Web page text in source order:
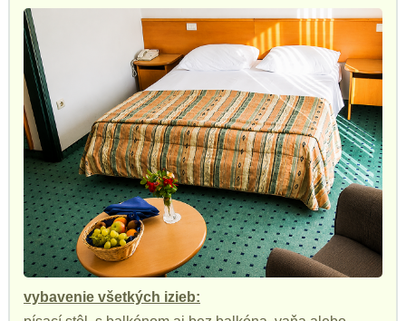
vybavenie všetkých izieb: